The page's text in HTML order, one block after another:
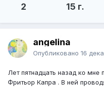
2 15 г.
angelina
Опубликовано 16
Лет пятнадцать назад ко
Фритьор Капра . В ней